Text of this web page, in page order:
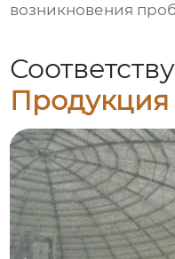
возникновения
Продукция